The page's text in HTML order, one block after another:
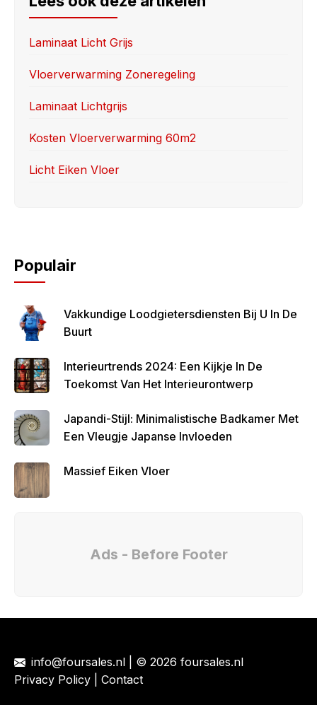
b
o
o
d
o
n
Laminaat Licht Grijs
Vloerverwarming Zoneregeling
Laminaat Lichtgrijs
Kosten Vloerverwarming 60m2
Licht Eiken Vloer
Populair
Vakkundige Loodgietersdiensten Bij U In De
Buurt
Interieurtrends 2024: Een Kijkje In De
Toekomst Van Het Interieurontwerp
Japandi-Stijl: Minimalistische Badkamer Met
Een Vleugje Japanse Invloeden
Massief Eiken Vloer
Ads - Before Footer
info@foursales.nl | © 2026 foursales.nl
Privacy Policy
Contact